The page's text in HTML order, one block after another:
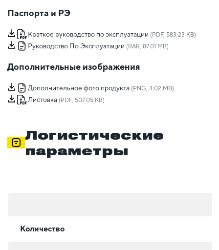
Паспорта и РЭ
Краткое руководство по эксплуатации (PDF, 583.23 KB)
Руководство По Эксплуатации (RAR, 87.01 MB)
Дополнительные изображения
Дополнительное фото продукта (PNG, 3.02 MB)
Листовка (PDF, 507.05 KB)
Логистические
параметры
Количество